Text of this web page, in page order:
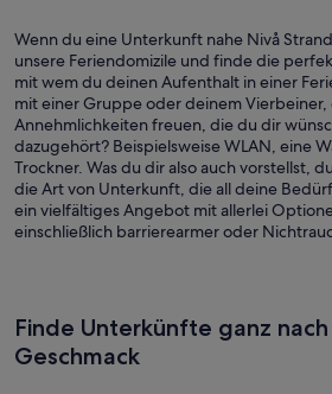
Wenn du eine Unterkunft nahe Nivå
unsere Feriendomizile und finde die
mit wem du deinen Aufenthalt in einer
mit einer Gruppe oder deinem Vierbeiner,
Annehmlichkeiten freuen, die du dir
dazugehört? Beispielsweise WLAN, eine
Trockner. Was du dir also auch vorstellst,
die Art von Unterkunft, die all deine
ein vielfältiges Angebot mit allerlei
einschließlich barrierearmer oder
Finde Unterkünfte ganz
Geschmack